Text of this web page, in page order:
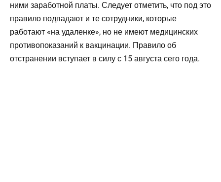
ними заработной платы. Следует отметить, что под это
правило подпадают и те сотрудники, которые
работают «на удаленке», но не имеют медицинских
противопоказаний к вакцинации. Правило об
отстранении вступает в силу с 15 августа сего года.